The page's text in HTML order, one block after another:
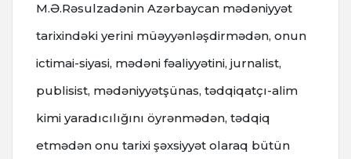
M.Ə.Rəsulzadənin Azərbaycan mədəniyyət
tarixindəki yerini müəyyənləşdirmədən, onun
ictimai-siyasi, mədəni fəaliyyətini, jurnalist,
publisist, mədəniyyətşünas, tədqiqatçı-alim
kimi yaradıcılığını öyrənmədən, tədqiq
etmədən onu tarixi şəxsiyyət olaraq bütün